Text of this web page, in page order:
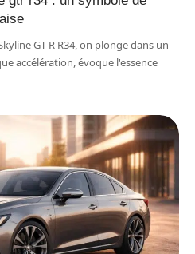
GT-R R34, on plonge dans un
accélération, évoque l'essence